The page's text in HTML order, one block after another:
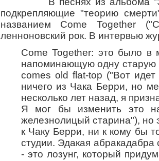
подкрепляющие "теорию
названием Come Together
ленноновский рок. В интервью
Come Together: это было в
напоминающую одну старую
comes old flat-top ("Вот
ничего из Чака Берри, но
несколько лет назад, я
Я мог бы изменить это
железнолицый старина"), но
к Чаку Берри, ни к кому бы
студии. Эдакая
- это лозунг, который